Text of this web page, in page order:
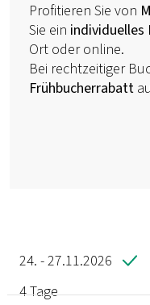
Profitieren Sie von
Sie ein individuelles
Ort oder online.
Bei rechtzeitiger
Frühbucherrabatt
24. - 27.11.2026
4 Tage